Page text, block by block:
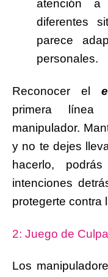
atención
diferentes
parece
personales.
Reconocer el
primera
manipulador.
y no te dejes
hacerlo,
intenciones
protegerte contra
2: Juego de Culpa
Los